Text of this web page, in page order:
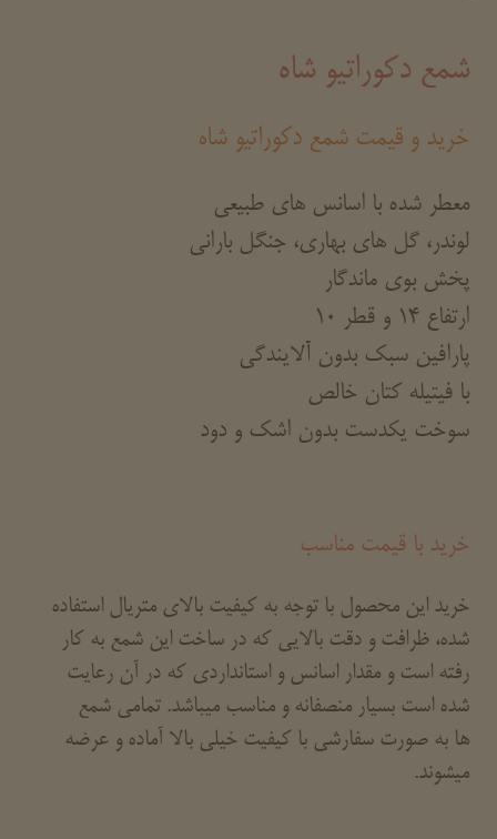
شمع دکوراتیو شاه
خرید و قیمت شمع دکوراتیو شاه
معطر شده با اسانس های طبیعی
لوندر، گل های بهاری، جنگل بارانی
پخش بوی ماندگار
ارتفاع 14 و قطر 10
پارافین سبک بدون آلایندگی
با فیتیله کتان خالص
سوخت یکدست بدون اشک و دود
خرید با قیمت مناسب
خرید این محصول با توجه به کیفیت بالای متریال استفاده
شده، ظرافت و دقت بالایی که در ساخت این شمع به کار
رفته است و مقدار اسانس و استانداردی که در آن رعایت
شده است بسیار منصفانه و مناسب میباشد. تمامی شمع
ها به صورت سفارشی با کیفیت خیلی بالا آماده و عرضه
میشوند.